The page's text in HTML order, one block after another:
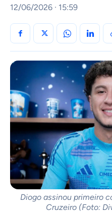
12/06/2026 · 15:59
Diogo assinou primeiro
Cruzeiro (Foto: